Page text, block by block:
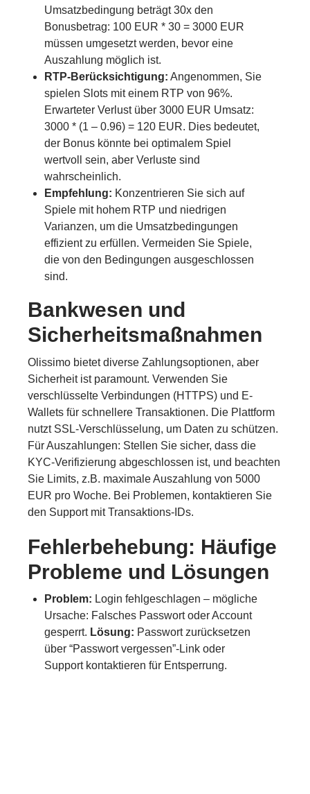
Umsatzbedingung beträgt 30x den
Bonusbetrag: 100 EUR * 30 = 3000 EUR
müssen umgesetzt werden, bevor eine
Auszahlung möglich ist.
RTP-Berücksichtigung: Angenommen, Sie
spielen Slots mit einem RTP von 96%.
Erwarteter Verlust über 3000 EUR Umsatz:
3000 * (1 – 0.96) = 120 EUR. Dies bedeutet,
der Bonus könnte bei optimalem Spiel
wertvoll sein, aber Verluste sind
wahrscheinlich.
Empfehlung: Konzentrieren Sie sich auf
Spiele mit hohem RTP und niedrigen
Varianzen, um die Umsatzbedingungen
effizient zu erfüllen. Vermeiden Sie Spiele,
die von den Bedingungen ausgeschlossen
sind.
Bankwesen und
Sicherheitsmaßnahmen
Olissimo bietet diverse Zahlungsoptionen, aber
Sicherheit ist paramount. Verwenden Sie
verschlüsselte Verbindungen (HTTPS) und E-
Wallets für schnellere Transaktionen. Die Plattform
nutzt SSL-Verschlüsselung, um Daten zu schützen.
Für Auszahlungen: Stellen Sie sicher, dass die
KYC-Verifizierung abgeschlossen ist, und beachten
Sie Limits, z.B. maximale Auszahlung von 5000
EUR pro Woche. Bei Problemen, kontaktieren Sie
den Support mit Transaktions-IDs.
Fehlerbehebung: Häufige
Probleme und Lösungen
Problem: Login fehlgeschlagen – mögliche
Ursache: Falsches Passwort oder Account
gesperrt. Lösung: Passwort zurücksetzen
über “Passwort vergessen”-Link oder
Support kontaktieren für Entsperrung.